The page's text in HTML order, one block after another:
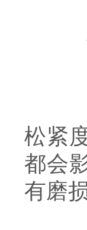
3.
-
松紧
都会
有磨